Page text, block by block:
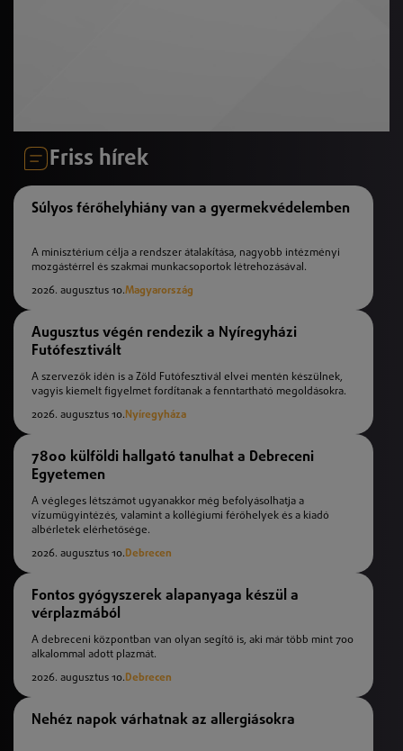
Friss hírek
Súlyos férőhelyhiány van a gyermekvédelemben
A minisztérium célja a rendszer átalakítása, nagyobb intézményi
mozgástérrel és szakmai munkacsoportok létrehozásával.
2026. augusztus 10.Magyarország
Augusztus végén rendezik a Nyíregyházi
Futófesztivált
A szervezők idén is a Zöld Futófesztivál elvei mentén készülnek,
vagyis kiemelt figyelmet fordítanak a fenntartható megoldásokra.
2026. augusztus 10. Nyíregyháza
7800 külföldi hallgató tanulhat a Debreceni
Egyetemen
A végleges létszámot ugyanakkor még befolyásolhatja a
vízumügyintézés, valamint a kollégiumi férőhelyek és a kiadó
albérletek elérhetősége.
2026. augusztus 10.Debrecen
Fontos gyógyszerek alapanyaga készül a
vérplazmából
A debreceni központban van olyan segítő is, aki már több mint 700
alkalommal adott plazmát.
2026. augusztus 10.Debrecen
Nehéz napok várhatnak az allergiásokra